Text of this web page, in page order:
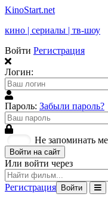
KinoStart.net
кино | сериалы | тв-шоу
Войти Регистрация
Логин:
Пароль: Забыли пароль?
Не запоминать
Войти на сайт
Или войти через
Регистрация Войти